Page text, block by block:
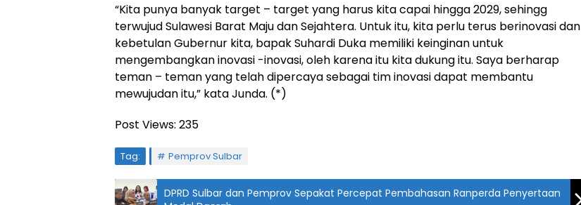
“Kita punya banyak target – target yang harus kita capai hingga 2029, sehingg
terwujud Sulawesi Barat Maju dan Sejahtera. Untuk itu, kita perlu terus berinovasi dan
kebetulan Gubernur kita, bapak Suhardi Duka memiliki keinginan untuk
mengembangkan inovasi -inovasi, oleh karena itu kita dukung itu. Saya berharap
teman – teman yang telah dipercaya sebagai tim inovasi dapat membantu
mewujudan itu,” kata Junda. (*)
Post Views: 235
Tag: Pemprov Sulbar
DPRD Sulbar dan Pemprov Sepakat Percepat Pembahasan Ranperda Penyertaan